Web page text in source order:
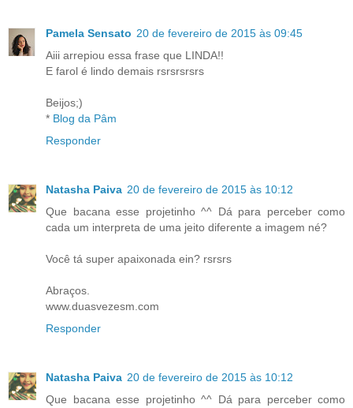
Pamela Sensato 20 de fevereiro de 2015 às 09:45
Aiii arrepiou essa frase que LINDA!!
E farol é lindo demais rsrsrsrsrs
Beijos;)
* Blog da Pâm
Responder
Natasha Paiva 20 de fevereiro de 2015 às 10:12
Que bacana esse projetinho ^^ Dá para perceber como
cada um interpreta de uma jeito diferente a imagem né?
Você tá super apaixonada ein? rsrsrs
Abraços.
www.duasvezesm.com
Responder
Natasha Paiva 20 de fevereiro de 2015 às 10:12
Que bacana esse projetinho ^^ Dá para perceber como